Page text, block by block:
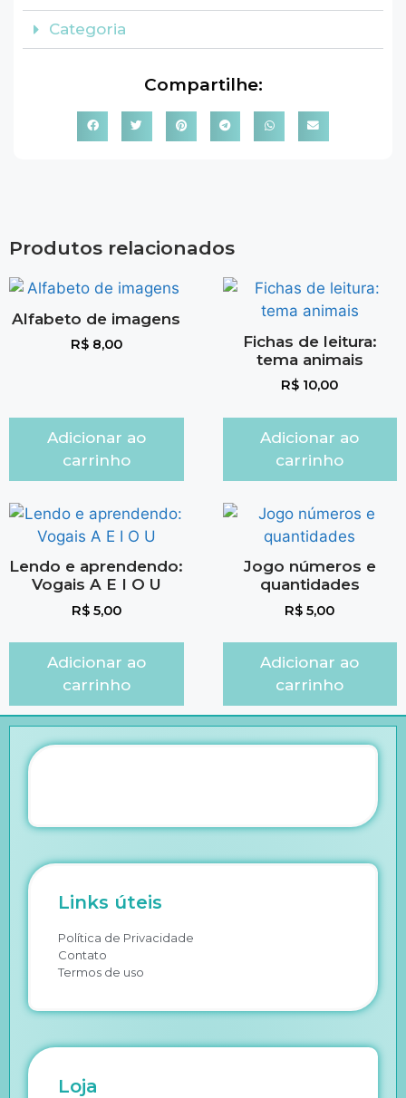
Categoria
Compartilhe:
Produtos relacionados
Alfabeto de imagens
R$8,00
Adicionar ao
carrinho
Fichas de leitura:
tema animais
R$ 10,00
Adicionar ao
carrinho
Lendo e aprendendo:
Vogais A E I O U
R$5,00
Adicionar ao
carrinho
Jogo números e
quantidades
R$ 5,00
Adicionar ao
carrinho
Links úteis
Política de Privacidade
Contato
Termos de uso
Loja